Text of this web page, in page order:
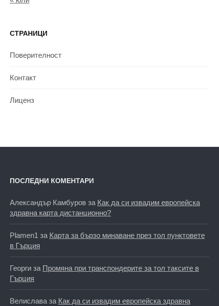
СТРАНИЦИ
Поверителност
Контакт
Лиценз
ПОСЛЕДНИ КОМЕНТАРИ
Александър Камбуров за Как да си извадим европейска
здравна карта дистанционно?
Plamen1 за Карта за бързо минаване през тол пунктовете
в Гърция
Георги за Промяна при транспондерите за тол таксите в
Гърция
Велислава за Как да си извадим европейска здравна